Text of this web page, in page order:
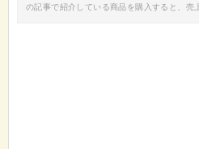
の記事で紹介している商品を購入すると、売